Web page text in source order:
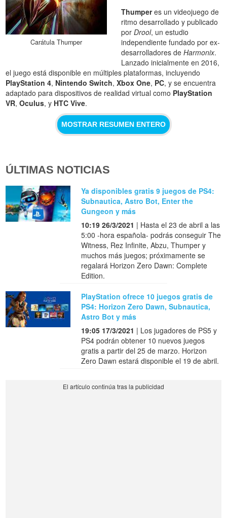
Carátula Thumper
Thumperes un videojuego de
ritmo desarrollado y publicado
porDrool, un estudio
independiente fundado por ex-
desarrolladores deHarmonix.
Lanzado inicialmente en 2016,
el juego está disponible en múltiples plataformas, incluyendo
PlayStation 4, Nintendo Switch,Xbox One, PC, y se encuentra
adaptado para dispositivos de realidad virtual como PlayStation
VR,Oculus, y HTC Vive.
MOSTRAR RESUMEN ENTERO
ÚLTIMAS NOTICIAS
Ya disponibles gratis 9 juegos de PS4:
Subnautica, Astro Bot, Enter the
Gungeon y más
10:19 26/3/2021 | Hasta el 23 de abril a las
5:00 -hora española- podrás conseguir The
Witness, Rez Infinite, Abzu, Thumper y
muchos más juegos; próximamente se
regalará Horizon Zero Dawn: Complete
Edition.
PlayStation ofrece 10 juegos gratis de
PS4: Horizon Zero Dawn, Subnautica,
Astro Bot y más
19:05 17/3/2021 | Los jugadores de PS5 y
PS4 podrán obtener 10 nuevos juegos
gratis a partir del 25 de marzo. Horizon
Zero Dawn estará disponible el 19 de abril.